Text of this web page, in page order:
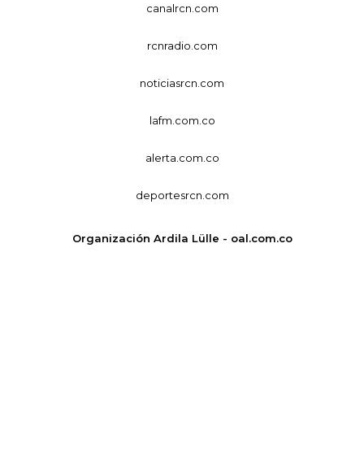
canalrcn.com
rcnradio.com
noticiasrcn.com
lafm.com.co
alerta.com.co
deportesrcn.com
Organización Ardila Lülle - oal.com.co